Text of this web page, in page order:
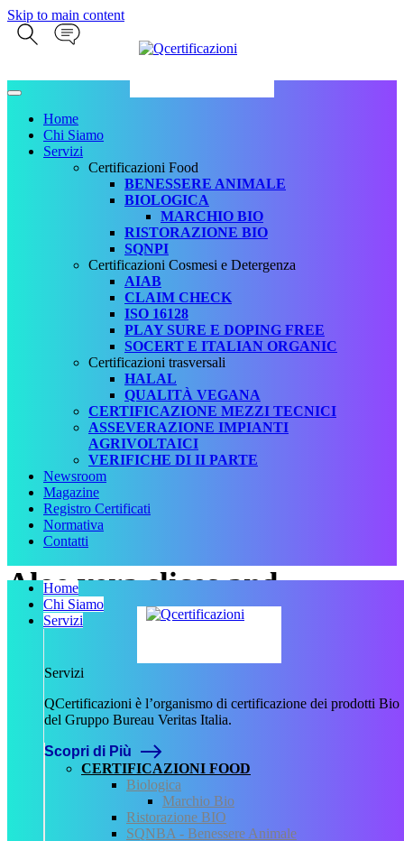
Skip to main content
Home
Chi Siamo
Servizi
Certificazioni Food
BENESSERE ANIMALE
BIOLOGICA
MARCHIO BIO
RISTORAZIONE BIO
SQNPI
Certificazioni Cosmesi e Detergenza
AIAB
CLAIM CHECK
ISO 16128
PLAY SURE E DOPING FREE
SOCERT E ITALIAN ORGANIC
Certificazioni trasversali
HALAL
QUALITÀ VEGANA
CERTIFICAZIONE MEZZI TECNICI
ASSEVERAZIONE IMPIANTI
AGRIVOLTAICI
VERIFICHE DI II PARTE
Newsroom
Magazine
Registro Certificati
Normativa
Contatti
Home
Chi Siamo
Servizi
Servizi
QCertificazioni è l’organismo di certificazione dei prodotti Bio
del Gruppo Bureau Veritas Italia.
Scopri di Più
CERTIFICAZIONI FOOD
Biologica
Marchio Bio
Ristorazione BIO
SQNBA - Benessere Animale
Aloe vera slices and
moisturizer on a wooden
table. Beauty treatment
concepts
QCertificazioni
REGISTRO CERTIFICATI